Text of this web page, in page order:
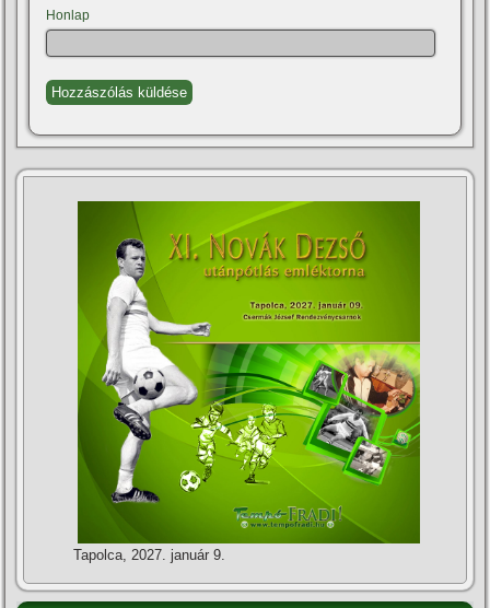
Honlap
Tapolca, 2027. január 9.